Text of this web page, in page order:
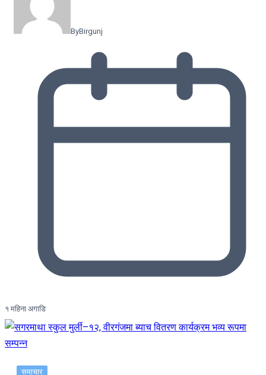
ByBirgunj
१ महिना अगाडि
समाचार